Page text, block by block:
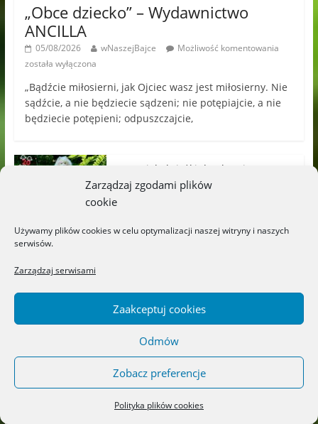
Zarządzaj zgodami plików
cookie
Używamy plików cookies w celu optymalizacji naszej witryny i naszych
serwisów.
Zarządzaj serwisami
Zaakceptuj cookies
Odmów
Zobacz preferencje
Polityka plików cookies
„Obce dziecko” – Wydawnictwo
ANCILLA
05/08/2026 wNaszejBajce
Możliwość komentowania
została wyłączona
„Bądźcie miłosierni, jak Ojciec wasz jest miłosierny. Nie
sądźcie, a nie będziecie sądzeni; nie potępiajcie, a nie
będziecie potępieni; odpuszczajcie,
Wspaniałe książki detektywistyczne!
„Cyryl, gdzie jesteś?” i „Tosia
i tajemnica geodety” – Wydawnictwo
DWIE SIOSTRY
została wyłączona
01/08/2026
Możliwość komentowania
została wyłączona
„Wiersze Tuwima ilustrowane sztuką”
Edukacja-dzieci.pl
28/07/2026
Możliwość komentowania